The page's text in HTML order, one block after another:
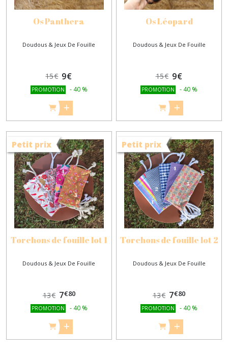
Os Panthera
Doudous & Jeux De Fouille
15€ 9€
PROMOTION - 40 %
Os Léopard
Doudous & Jeux De Fouille
15€ 9€
PROMOTION - 40 %
Petit prix
Torchons de fouille lot 1
Doudous & Jeux De Fouille
13€ 7€80
PROMOTION - 40 %
Petit prix
Torchons de fouille lot 2
Doudous & Jeux De Fouille
13€ 7€80
PROMOTION - 40 %